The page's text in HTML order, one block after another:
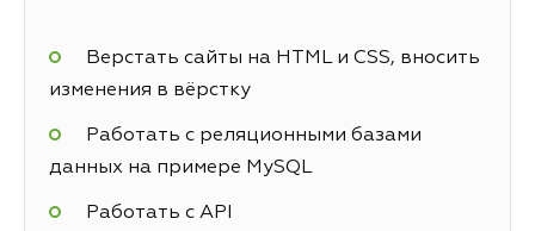
Верстать сайты на HTML и CSS, вносить
изменения в вёрстку
Работать с реляционными базами
данных на примере MySQL
Работать с API